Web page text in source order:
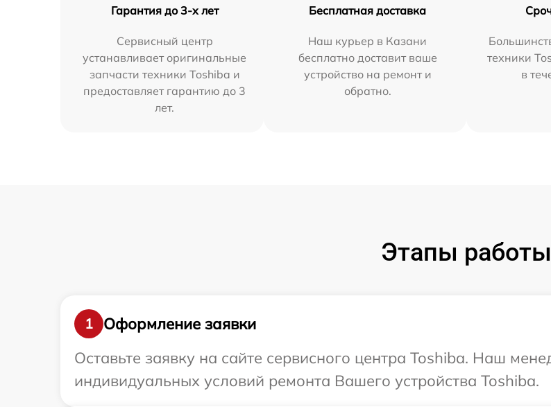
Гарантия до 3-х лет
Сервисный центр
устанавливает оригинальные
запчасти техники Toshiba и
предоставляет гарантию до 3
лет.
Бесплатная доставка
Наш курьер в Казани
бесплатно доставит ваше
устройство на ремонт и
обратно.
техники
в
Этапы работы
1
Оформление заявки
Оставьте заявку на сайте сервисного центра Toshiba. Наш
индивидуальных условий ремонта Вашего устройства Toshiba.